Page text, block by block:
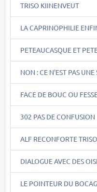
TRISO KIINENVEUT
LA CAPRINOPHILIE
PETEAUCASQUE ET
NON : CE N'EST PAS UNE
FACE DE BOUC OU
302 PAS DE CONFUSION
ALF RECONFORTE
DIALOGUE AVEC DES
LE POINTEUR DU